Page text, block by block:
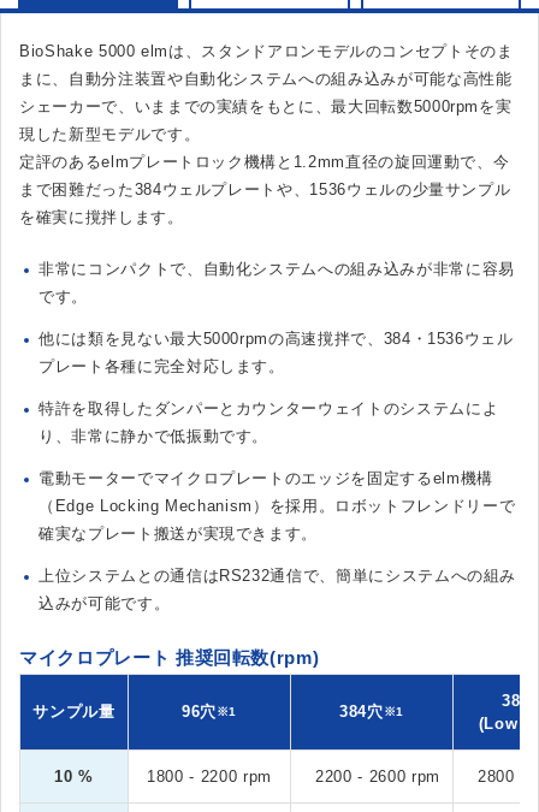
BioShake 5000 elmは、スタンドアロンモデルのコンセプトそのま
まに、自動分注装置や自動化システムへの組み込みが可能な高性能
シェーカーで、いままでの実績をもとに、最大回転数5000rpmを実
現した新型モデルです。
定評のあるelmプレートロック機構と1.2mm直径の旋回運動で、今
まで困難だった384ウェルプレートや、1536ウェルの少量サンプル
を確実に撹拌します。
非常にコンパクトで、自動化システムへの組み込みが非常に容易
です。
他には類を見ない最大5000rpmの高速撹拌で、384・1536ウェル
プレート各種に完全対応します。
特許を取得したダンパーとカウンターウェイトのシステムによ
り、非常に静かで低振動です。
電動モーターでマイクロプレートのエッジを固定するelm機構
（Edge Locking Mechanism）を採用。ロボットフレンドリーで
確実なプレート搬送が実現できます。
上位システムとの通信はRS232通信で、簡単にシステムへの組み
込みが可能です。
マイクロプレート 推奨回転数(rpm)
サンプル量 96穴※1 384穴※1
384
(Low
10 % 1800 - 2200 rpm 2200 - 2600 rpm 2800 -